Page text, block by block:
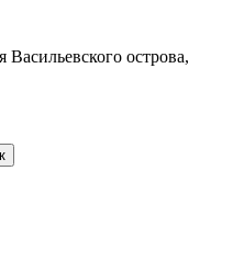
Васильевского острова,